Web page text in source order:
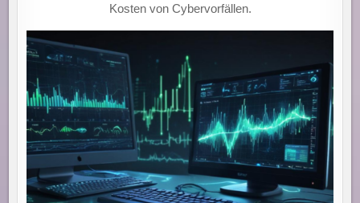
Kosten von Cybervorfällen.